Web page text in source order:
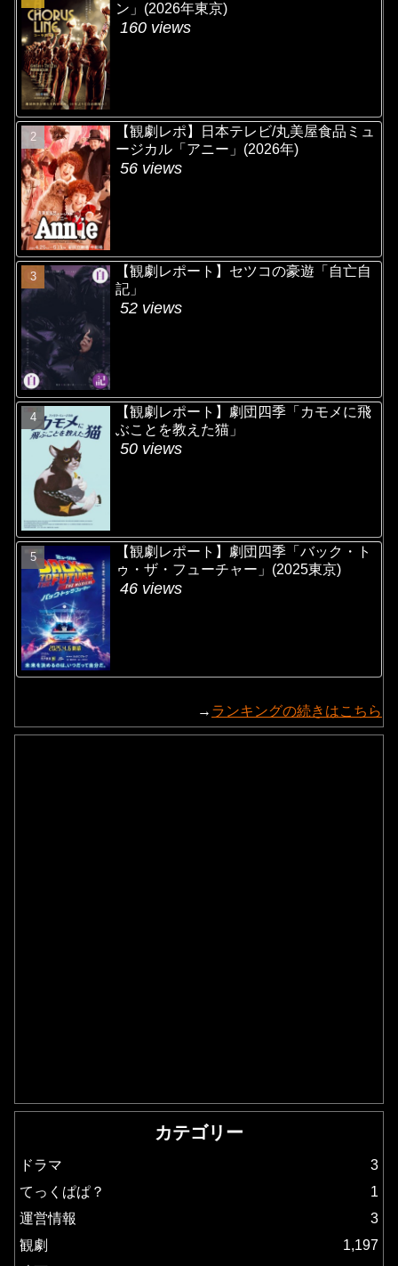
ン」(2026年東京)
160 views
【観劇レポ】日本テレビ/丸美屋食品ミュ
ージカル「アニー」(2026年)
56 views
【観劇レポート】セツコの豪遊「自亡自
記」
52 views
【観劇レポート】劇団四季「カモメに飛
ぶことを教えた猫」
50 views
【観劇レポート】劇団四季「バック・ト
ゥ・ザ・フューチャー」(2025東京)
46 views
→ ランキングの続きはこちら
カテゴリー
ドラマ
3
てっくぱぱ？
1
運営情報
3
観劇
1,197